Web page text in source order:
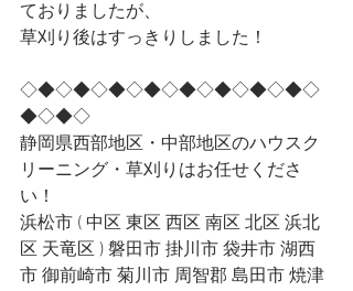
ておりましたが、
草刈り後はすっきりしました！
◇◆◇◆◇◆◇◆◇◆◇◆◇◆◇◆◇
◆◇◆◇
静岡県西部地区・中部地区のハウスク
リーニング・草刈りはお任せくださ
い！
浜松市 ( 中区 東区 西区 南区 北区 浜北
区 天竜区 ) 磐田市 掛川市 袋井市 湖西
市 御前崎市 菊川市 周智郡 島田市 焼津